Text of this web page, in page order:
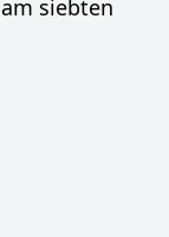
siebten